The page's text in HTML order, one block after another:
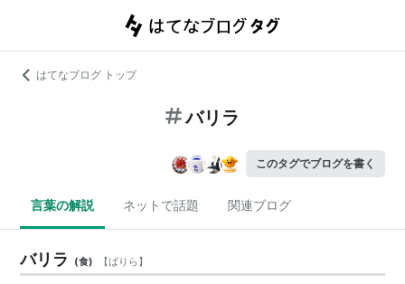
はてなブログ トップ
バリラ
このタグでブログを書く
言葉の解説 ネットで話題 関連ブログ
バリラ (食) 【ばりら】